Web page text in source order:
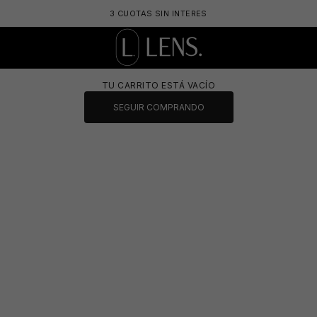
3 CUOTAS SIN INTERES
LENS. OPTICA ONLINE - LENTES DE SOL Y
TU CARRITO ESTÁ VACÍO
SEGUIR COMPRANDO
🩳